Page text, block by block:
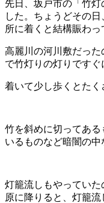
先日、坂戸市の「竹
した。ちょうどその
所に着くと結構賑わっ
高麗川の河川敷だっ
で竹灯りの灯りですぐ
着いて少し歩くとたく
竹を斜めに切ってあ
いるものなど暗闇の中
灯籠流しもやってい
原に降りると、灯籠